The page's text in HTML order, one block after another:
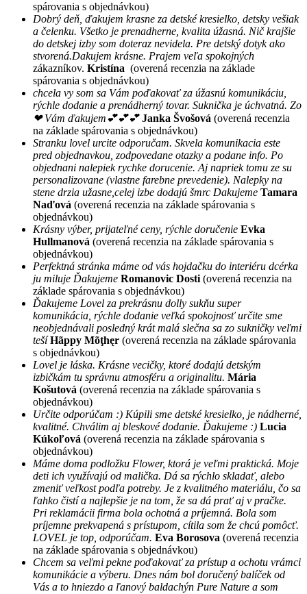
spárovania s objednávkou)
Dobrý deň, ďakujem krasne za detské kresielko, detsky vešiak
a čelenku. Všetko je prenadherne, kvalita úžasná. Nič krajšie
do detskej izby som doteraz nevidela. Pre detský dotyk ako
stvorená.Dakujem krásne. Prajem veľa spokojných
zákazníkov. Kristína (overená recenzia na základe
spárovania s objednávkou)
chcela vy som sa Vám poďakovať za úžasnú komunikáciu,
rýchle dodanie a prenádherný tovar. Suknička je úchvatná. Zo
❤ Vám ďakujem💕💕💕 Janka Švošová (overená recenzia
na základe spárovania s objednávkou)
Stranku lovel urcite odporučam. Skvela komunikacia este
pred objednavkou, zodpovedane otazky a podane info. Po
objednani nalepiek rychke dorucenie. Aj napriek tomu ze su
personalizovane (vlastne farebne prevedenie). Nalepky na
stene drzia užasne,celej izbe dodajú šmrc Dakujeme Tamara
Naďová (overená recenzia na základe spárovania s
objednávkou)
Krásny výber, prijateľné ceny, rýchle doručenie Evka
Hullmanová (overená recenzia na základe spárovania s
objednávkou)
Perfektná stránka máme od vás hojdačku do interiéru dcérka
ju miluje Ďakujeme Romanovic Dosti (overená recenzia na
základe spárovania s objednávkou)
Ďakujeme Lovel za prekrásnu dolly sukňu super
komunikácia, rýchle dodanie veľká spokojnosť určite sme
neobjednávali posledný krát malá slečna sa zo sukničky veľmi
tešíHãppy Mõţhęr (overená recenzia na základe spárovania
s objednávkou)
Lovel je láska. Krásne vecičky, ktoré dodajú detským
izbičkám tu správnu atmosféru a originalitu. Mária
Košutová (overená recenzia na základe spárovania s
objednávkou)
Určite odporúčam :) Kúpili sme detské kresielko, je nádherné,
kvalitné. Chválim aj bleskové dodanie. Ďakujeme :) Lucia
Kúkoľová (overená recenzia na základe spárovania s
objednávkou)
Máme doma podložku Flower, ktorá je veľmi praktická. Moje
deti ich využívajú od malička. Dá sa rýchlo skladať, alebo
zmeniť veľkost podľa potreby. Je z kvalitného materiálu, čo sa
ľahko čistí a najlepšie je na tom, že sa dá prať aj v pračke.
Pri reklamácii firma bola ochotná a príjemná. Bola som
príjemne prekvapená s prístupom, cítila som že chcú pomôcť.
LOVEL je top, odporúčam. Eva Borosova (overená recenzia
na základe spárovania s objednávkou)
Chcem sa veľmi pekne poďakovať za prístup a ochotu vrámci
komunikácie a výberu. Dnes nám bol doručený balíček od
Vás a to hniezdo a ľanový baldachýn Pure Nature a som